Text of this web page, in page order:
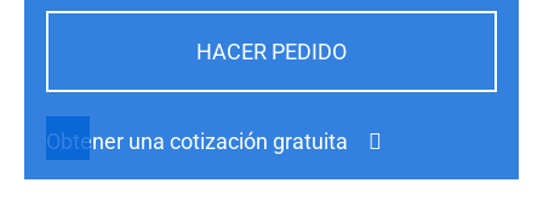
HACER PEDIDO
Obtener una cotización gratuita